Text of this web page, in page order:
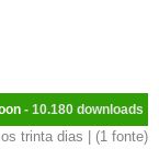
- 10.180
trinta dias | (1 fonte)